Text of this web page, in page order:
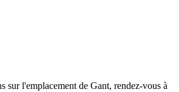
sur l'emplacement de Gant, rendez-vous à